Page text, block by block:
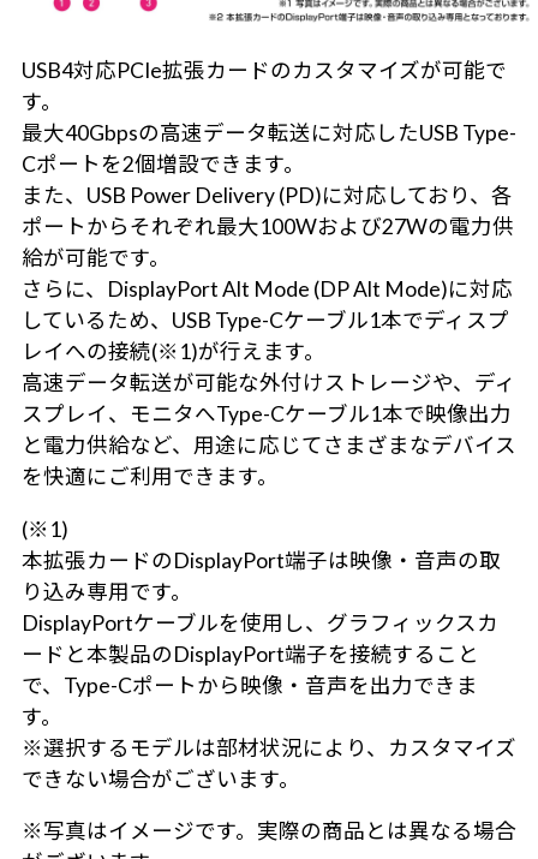
USB4対応PCIe拡張カードのカスタマイズが可能で
す。
最大40Gbpsの高速データ転送に対応したUSB Type-
Cポートを2個増設できます。
また、USB Power Delivery (PD)に対応しており、各
ポートからそれぞれ最大100Wおよび27Wの電力供
給が可能です。
さらに、DisplayPort Alt Mode (DP Alt Mode)に対応
しているため、USB Type-Cケーブル1本でディスプ
レイへの接続(※1)が行えます。
高速データ転送が可能な外付けストレージや、ディ
スプレイ、モニタへType-Cケーブル1本で映像出力
と電力供給など、用途に応じてさまざまなデバイス
を快適にご利用できます。
(※1)
本拡張カードのDisplayPort端子は映像・音声の取
り込み専用です。
DisplayPortケーブルを使用し、グラフィックスカ
ードと本製品のDisplayPort端子を接続すること
で、Type-Cポートから映像・音声を出力できま
す。
※選択するモデルは部材状況により、カスタマイズ
できない場合がございます。
※写真はイメージです。実際の商品とは異なる場合